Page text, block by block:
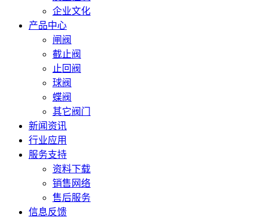
企业文化
产品中心
闸阀
截止阀
止回阀
球阀
蝶阀
其它阀门
新闻资讯
行业应用
服务支持
资料下载
销售网络
售后服务
信息反馈